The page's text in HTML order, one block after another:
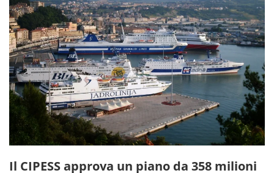
Il CIPESS approva un piano da 358 milioni